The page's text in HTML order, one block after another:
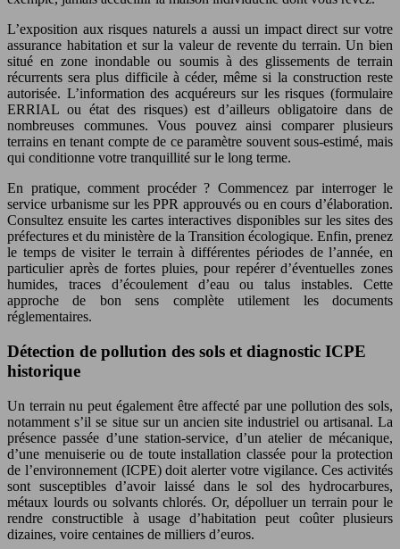
L’exposition aux risques naturels a aussi un impact direct sur votre
assurance habitation et sur la valeur de revente du terrain. Un bien
situé en zone inondable ou soumis à des glissements de terrain
récurrents sera plus difficile à céder, même si la construction reste
autorisée. L’information des acquéreurs sur les risques (formulaire
ERRIAL ou état des risques) est d’ailleurs obligatoire dans de
nombreuses communes. Vous pouvez ainsi comparer plusieurs
terrains en tenant compte de ce paramètre souvent sous-estimé, mais
qui conditionne votre tranquillité sur le long terme.
En pratique, comment procéder ? Commencez par interroger le
service urbanisme sur les PPR approuvés ou en cours d’élaboration.
Consultez ensuite les cartes interactives disponibles sur les sites des
préfectures et du ministère de la Transition écologique. Enfin, prenez
le temps de visiter le terrain à différentes périodes de l’année, en
particulier après de fortes pluies, pour repérer d’éventuelles zones
humides, traces d’écoulement d’eau ou talus instables. Cette
approche de bon sens complète utilement les documents
réglementaires.
Détection de pollution des sols et diagnostic ICPE
historique
Un terrain nu peut également être affecté par une pollution des sols,
notamment s’il se situe sur un ancien site industriel ou artisanal. La
présence passée d’une station-service, d’un atelier de mécanique,
d’une menuiserie ou de toute installation classée pour la protection
de l’environnement (ICPE) doit alerter votre vigilance. Ces activités
sont susceptibles d’avoir laissé dans le sol des hydrocarbures,
métaux lourds ou solvants chlorés. Or, dépolluer un terrain pour le
rendre constructible à usage d’habitation peut coûter plusieurs
dizaines, voire centaines de milliers d’euros.